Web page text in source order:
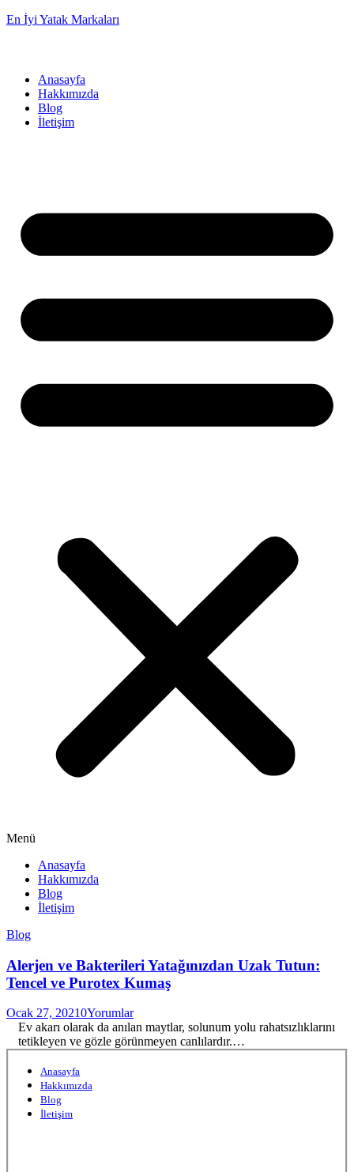
En İyi Yatak Markaları
Anasayfa
Hakkımızda
Blog
İletişim
Menü
Anasayfa
Hakkımızda
Blog
İletişim
Blog
Alerjen ve Bakterileri Yatağınızdan Uzak Tutun:
Tencel ve Purotex Kumaş
Ocak 27, 20210Yorumlar
Ev akarı olarak da anılan maytlar, solunum yolu rahatsızlıklarını
tetikleyen ve gözle görünmeyen canlılardır.…
Anasayfa
Hakkımızda
Blog
İletişim